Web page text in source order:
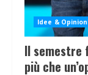
Idee &
Il semestre
più che